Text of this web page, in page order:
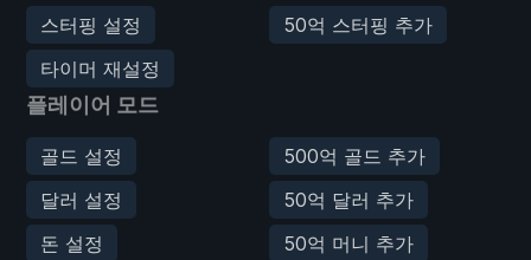
스터핑 설정
50억 스터핑 추가
타이머 재설정
플레이어 모드
골드 설정
500억 골드 추가
달러 설정
50억 달러 추가
돈 설정
50억 머니 추가